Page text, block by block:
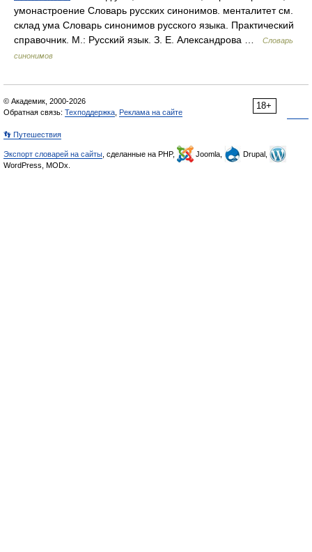
умонастроение Словарь русских синонимов. менталитет см.
склад ума Словарь синонимов русского языка. Практический
справочник. М.: Русский язык. З. Е. Александрова …
Словарь
синонимов
18+
© Академик, 2000-2026
Обратная связь: Техподдержка Реклама на сайте
👣 Путешествия
Экспорт словарей на сайты , сделанные на PHP, Joomla,
Drupal,
WordPress, MODx.